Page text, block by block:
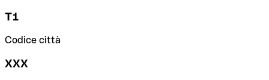
T1
Codice città
XXX